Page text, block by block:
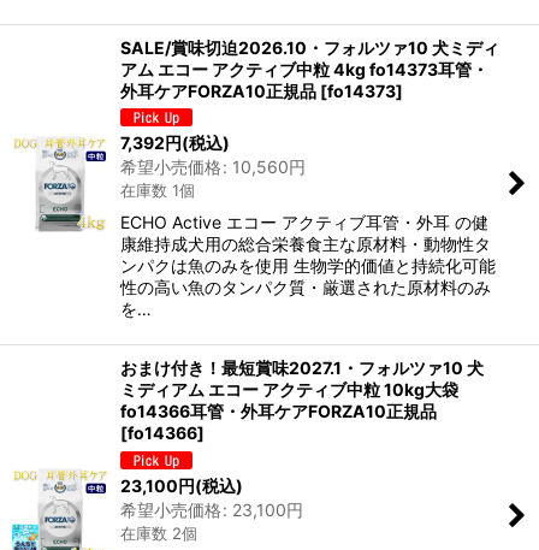
SALE/賞味切迫2026.10・フォルツァ10 犬ミディ
アム エコー アクティブ中粒 4kg fo14373耳管・
外耳ケアFORZA10正規品 [fo14373]
7,392円(税込)
希望小売価格: 10,560円
在庫数 1個
ECHO Active エコー アクティブ耳管・外耳 の健
康維持成犬用の総合栄養食主な原材料・動物性タ
ンパクは魚のみを使用 生物学的価値と持続化可能
性の高い魚のタンパク質・厳選された原材料のみ
を…
おまけ付き！最短賞味2027.1・フォルツァ10 犬
ミディアム エコー アクティブ中粒 10kg大袋
fo14366耳管・外耳ケアFORZA10正規品
[fo14366]
23,100円(税込)
希望小売価格: 23,100円
在庫数 2個